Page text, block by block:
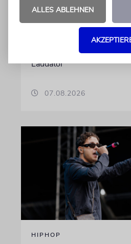
Die Schauspielerin steht
Kamera, sondern
ehrenamtlich. Der
diese Leistung mit einem
Laudator
07.08.2026
HIPHOP
ALLES ABLEHNEN